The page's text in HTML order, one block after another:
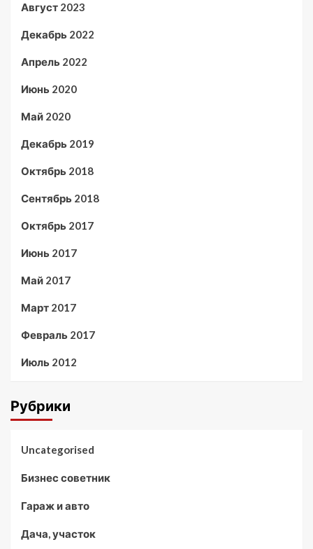
Август 2023
Декабрь 2022
Апрель 2022
Июнь 2020
Май 2020
Декабрь 2019
Октябрь 2018
Сентябрь 2018
Октябрь 2017
Июнь 2017
Май 2017
Март 2017
Февраль 2017
Июль 2012
Рубрики
Uncategorised
Бизнес советник
Гараж и авто
Дача, участок